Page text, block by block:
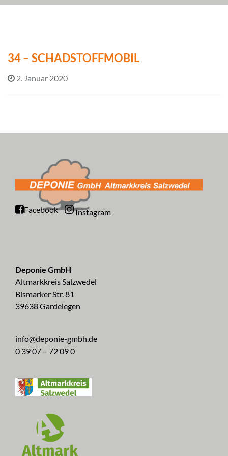
34 – SCHADSTOFFMOBIL
2. Januar 2020
Facebook Instagram
Deponie GmbH
Altmarkkreis Salzwedel
Bismarker Str. 81
39638 Gardelegen
info@deponie-gmbh.de
0 39 07 – 72 09 0